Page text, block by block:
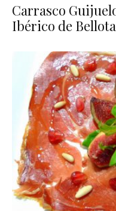
Carrasco
Ibérico de Bellota